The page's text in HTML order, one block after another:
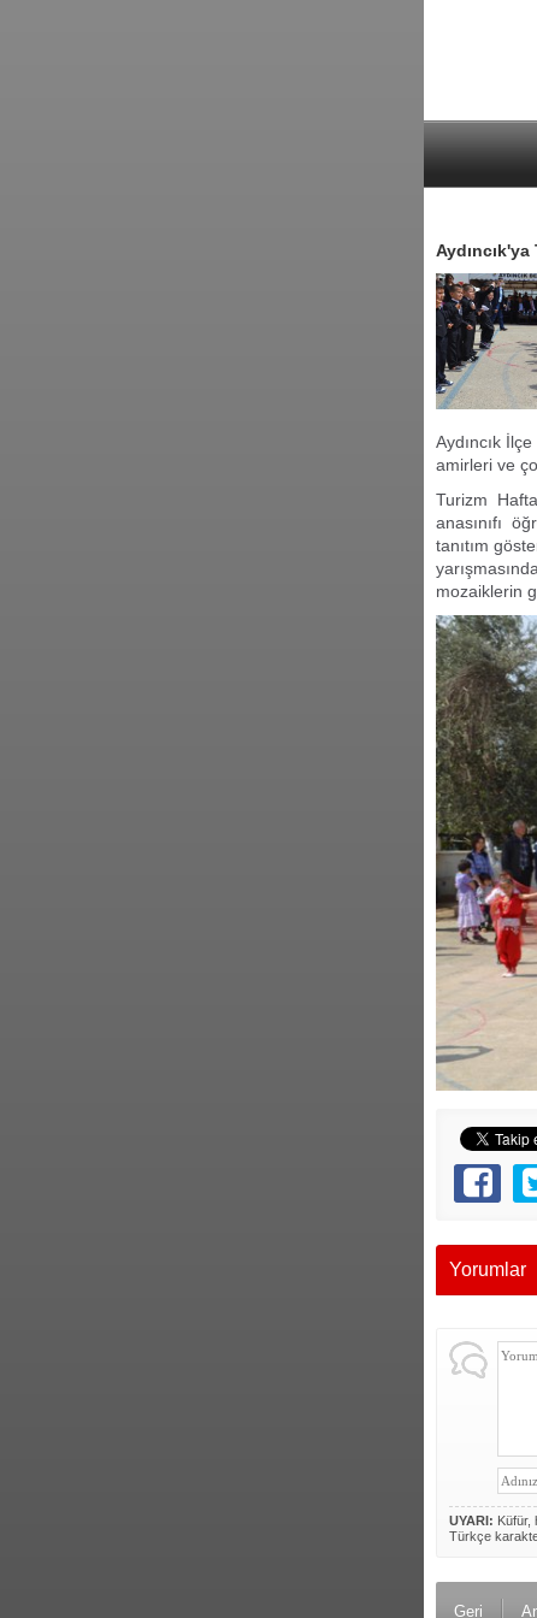
Aydıncık
amirleri ve
Turizm
anasınıfı
tanıtım
mozaiklerin
Yorumlar
UYARI: Küfür,
Türkçe
Geri